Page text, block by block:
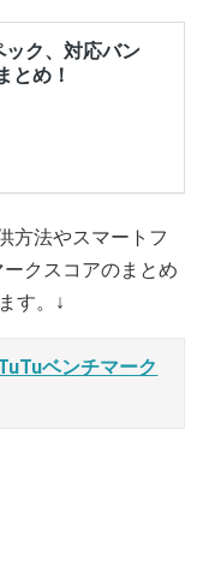
方法やスマートフ
クスコアのまとめ
す。↓
ベンチマーク